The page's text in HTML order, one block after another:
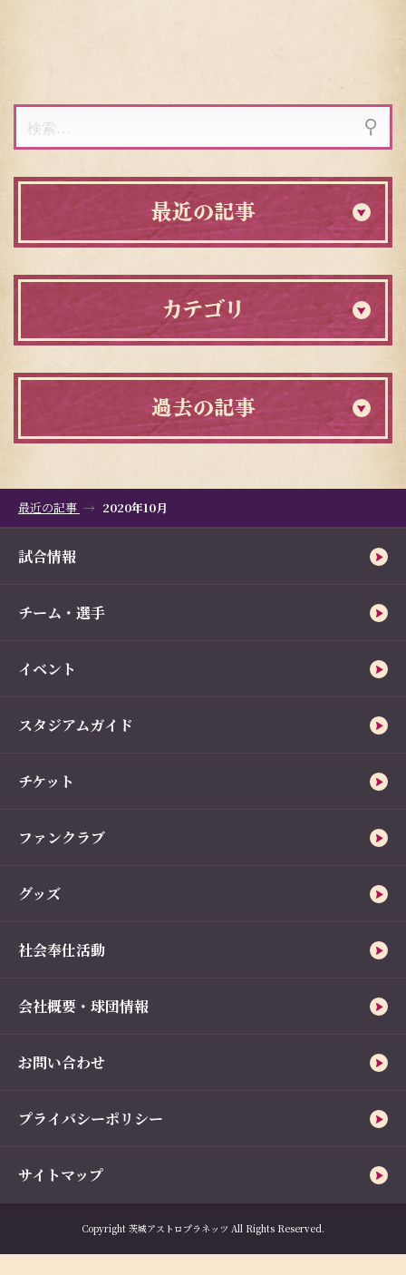
索:
最近の記事
カテゴリ
過去の記事
最近の記事 2020年10月
試合情報
チーム・選手
イベント
スタジアムガイド
チケット
ファンクラブ
グッズ
社会奉仕活動
会社概要・球団情報
お問い合わせ
プライバシーポリシー
サイトマップ
Copyright 茨城アストロプラネッツ All Rights Reserved.